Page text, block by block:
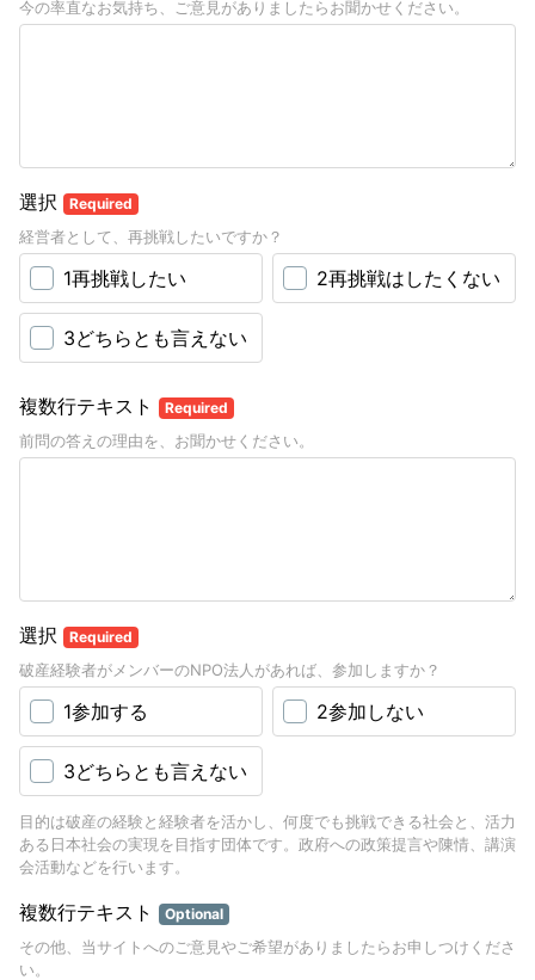
今の率直なお気持ち、ご意見がありましたらお聞かせください。
選択 Required
経営者として、再挑戦したいですか？
1再挑戦したい 2再挑戦はしたくない
3どちらとも言えない
複数行テキスト Required
前問の答えの理由を、お聞かせください。
選択 Required
破産経験者がメンバーのNPO法人があれば、参加しますか？
1参加する 2参加しない
3どちらとも言えない
目的は破産の経験と経験者を活かし、何度でも挑戦できる社会と、活力
ある日本社会の実現を目指す団体です。政府への政策提言や陳情、講演
会活動などを行います。
複数行テキスト Optional
その他、当サイトへのご意見やご希望がありましたらお申しつけくださ
い。